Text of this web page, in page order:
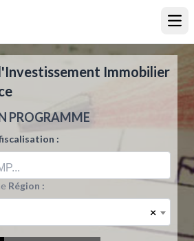
Immobilier
PROGRAMME
:
Région :
×